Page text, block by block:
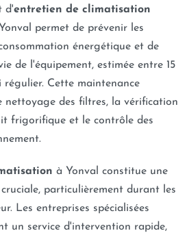
d'entretien de climatisation
permet de prévenir les
énergétique et de
de l'équipement, estimée entre 15
Cette maintenance
nettoyage des filtres, la vérification
frigorifique et le contrôle des
à Yonval constitue une
particulièrement durant les
Les entreprises spécialisées
un service d'intervention rapide,